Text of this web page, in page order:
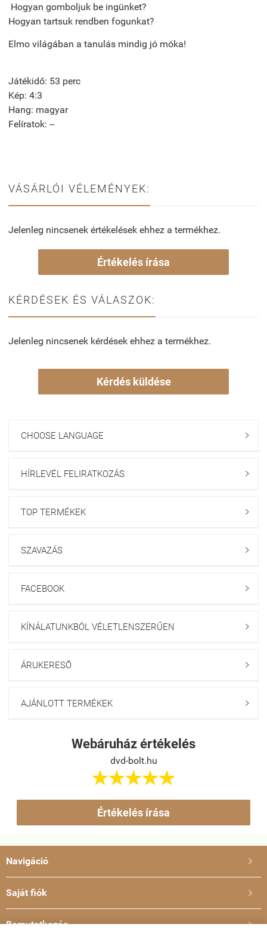
Hogyan gomboljuk be ingünket?
Hogyan tartsuk rendben fogunkat?
Elmo világában a tanulás mindig jó móka!
Játékidő: 53 perc
Kép: 4:3
Hang: magyar
Felíratok: --
VÁSÁRLÓI VÉLEMÉNYEK:
Jelenleg nincsenek értékelések ehhez a termékhez.
Értékelés írása
KÉRDÉSEK ÉS VÁLASZOK:
Jelenleg nincsenek kérdések ehhez a termékhez.
Kérdés küldése
CHOOSE LANGUAGE 
HÍRLEVÉL FELIRATKOZÁS 
TOP TERMÉKEK 
SZAVAZÁS 
FACEBOOK 
KÍNÁLATUNKBÓL VÉLETLENSZERŰEN 
ÁRUKERESŐ 
AJÁNLOTT TERMÉKEK 
Webáruház értékelés
dvd-bolt.hu

Értékelés írása
Navigáció 
Saját fiók 
Bemutatkozás 